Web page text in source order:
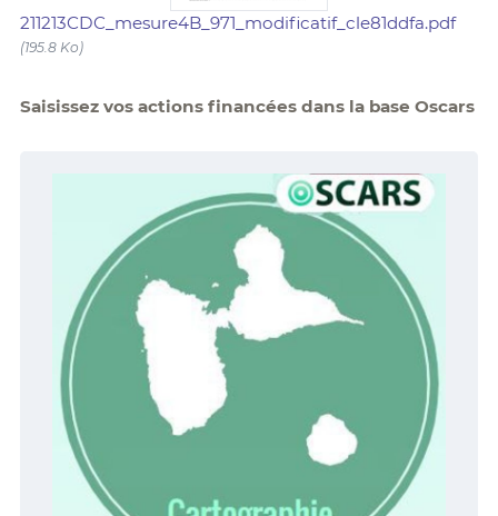
211213CDC_mesure4B_971_modificatif_cle81ddfa.pdf
(195.8 Ko)
Saisissez vos actions financées dans la base Oscars